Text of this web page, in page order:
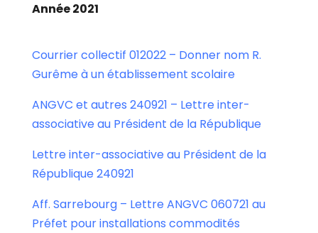
Année 2021
Courrier collectif 012022 – Donner nom R.
Gurême à un établissement scolaire
ANGVC et autres 240921 – Lettre inter-
associative au Président de la République
Lettre inter-associative au Président de la
République 240921
Aff. Sarrebourg – Lettre ANGVC 060721 au
Préfet pour installations commodités